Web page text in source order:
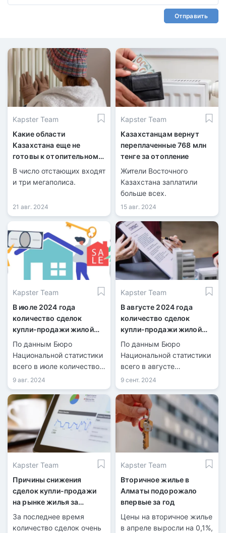
Отправить
Kapster Team
Какие области
Казахстана еще не
готовы к отопительному
сезону?
В число отстающих входят
и три мегаполиса.
21 авг. 2024
Kapster Team
Казахстанцам вернут
переплаченные 768 млн
тенге за отопление
Жители Восточного
Казахстана заплатили
больше всех.
15 авг. 2024
Kapster Team
В июле 2024 года
количество сделок
купли-продажи жилой
недвижимости
увеличилось на 21,7%
По данным Бюро
Национальной статистики
всего в июле количество
зарегистрированных
сделок купли-продажи
жилья составило 40 099,
из них 9 126 по
индивидуальным домам и
30 973 по квартирам в
многоквартирных домах.
9 авг. 2024
Kapster Team
В августе 2024 года
количество сделок
купли-продажи жилой
недвижимости
увеличилось на 1,8%
По данным Бюро
Национальной статистики
всего в августе
количество
зарегистрированных
сделок купли-продажи
жилья составило 40 832,
из них 8 981 по
индивидуальным домам и
31 851 по квартирам в
многоквартирных домах.
9 сент. 2024
Kapster Team
Причины снижения
сделок купли-продажи
на рынке жилья за
последний месяц
За последнее время
количество сделок очень
Kapster Team
Вторичное жилье в
Алматы подорожало
впервые за год
Цены на вторичное жилье
в апреле выросли на 0,1%,